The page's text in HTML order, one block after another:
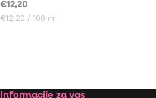
€12,20
Cijena
€12,20 / 100 ml
Informacije za vas